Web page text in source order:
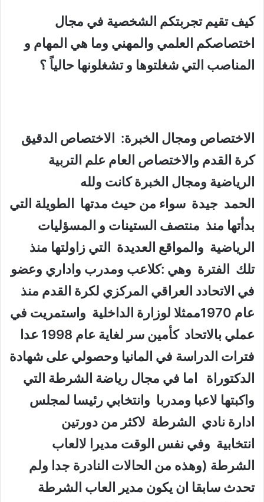
كيف تقيم تجربتكم الشخصية في مجال
اختصاصكم العلمي والمهني وما هي المهام و
المناصب التي شغلتوها و تشغلونها حالياً ؟
الاختصاص ومجال الخبرة: الاختصاص الدقيق
كرة القدم والاختصاص العام علم التربية
الرياضية ومجال الخبرة كانت ولله
الحمد جيدة سواء من حيث مدتها الطويلة التي
بدأتها منذ منتصف الستينات و المسؤليات
الرياضية والمواقع العديدة التي زاولتها منذ
تلك الفترة وهي :كلاعب ومدرب واداري وعضو
في الاتحادد العراقي المركزي لكرة القدم منذ
عام 1970ممثلا لوزارة الداخلية واستمريت في
عملي بالاتحاد كأمين سر لغاية عام 1998 عدا
فترات الدراسة في المانيا وحصولي على شهادة
الدكتوراة اما في مجال رياضة الشرطة التي
واكبتها لاعبا ومدربا وانتخابي رئيسا لمجلس
ادارة نادي الشرطة لاكثر من دورتين
انتخابية وفي نفس الوقت مديرا لالعاب
الشرطة (وهذه من الحالات النادرة جدا ولم
تحدث سابقا ان يكون مدير العاب الشرطة